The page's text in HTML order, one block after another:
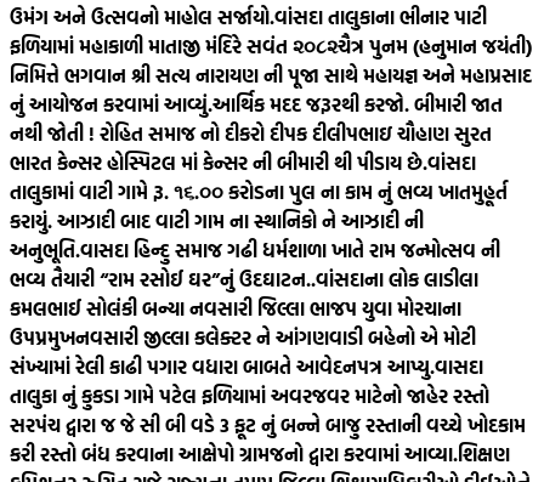
ઉમંગ અને ઉત્સવનો માહોલ સર્જાયો.વાંસદા તાલુકાના ભીનાર પાટી
ફળિયામાં મહાકાળી માતાજી મંદિરે સવંત ‌‌૨૦૮૨ચૈત્ર‌ પુનમ (હનુમાન જયંતી)
નિમિત્તે ભગવાન શ્રી સત્ય નારાયણ ની પૂજા સાથે મહાયજ્ઞ અને મહાપ્રસાદ
નું આયોજન કરવામાં આવ્યું.આર્થિક મદદ જરૂરથી કરજો. બીમારી જાત
નથી જોતી ! રોહિત સમાજ નો દીકરો દીપક દીલીપભાઇ ચૌહાણ સુરત
ભારત કેન્સર હોસ્પિટલ માં કેન્સર ની બીમારી થી પીડાય છે.વાંસદા
તાલુકામાં વાટી ગામે રૂ. ૧૬.૦૦ કરોડના પુલ ના કામ નું ભવ્ય ખાતમુહૂર્ત
કરાયું. આઝાદી બાદ વાટી ગામ ના સ્થાનિકો ને આઝાદી ની
અનુભૂતિ.વાસદા હિન્દુ સમાજ ગઢી ધર્મશાળા ખાતે રામ જન્મોત્સવ ની
ભવ્ય તૈયારી “રામ રસોઈ ઘર”નું ઉદઘાટન..વાંસદાના લોક લાડીલા
કમલભાઈ સોલંકી બન્યા નવસારી જિલ્લા ભાજપ યુવા મોરચાના
ઉપપ્રમુખનવસારી જીલ્લા કલેક્ટર ને આંગણવાડી બહેનો એ મોટી
સંખ્યામાં રેલી કાઢી પગાર વધારા બાબતે આવેદનપત્ર આપ્યુ.વાસદા
તાલુકા નું કુકડા ગામે પટેલ ફળિયામાં અવરજવર માટેનો જાહેર રસ્તો
સરપંચ દ્વારા જ જે સી બી વડે 3 ફૂટ નું બન્ને બાજુ રસ્તાની વચ્ચે ખોદકામ
કરી રસ્તો બંધ કરવાના આક્ષેપો ગ્રામજનો દ્વારા કરવામાં આવ્યા.શિક્ષણ